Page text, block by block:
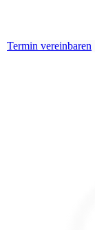
Termin vereinbaren